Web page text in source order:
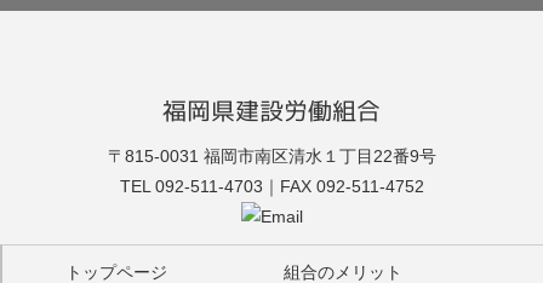
福建労
福岡県建設労働組合
〒815-0031 福岡市南区清水１丁目22番9号
TEL 092-511-4703｜FAX 092-511-4752
トップページ
組合のメリット